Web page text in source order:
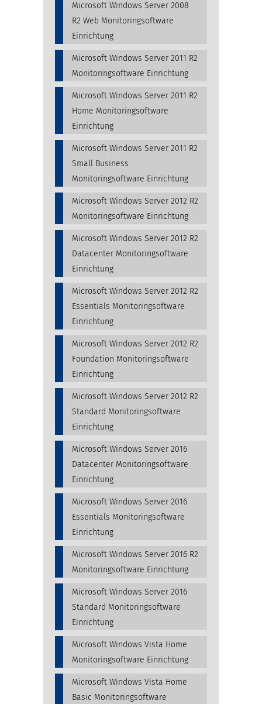
Microsoft Windows Server 2008
R2 Web Monitoringsoftware
Einrichtung
Microsoft Windows Server 2011 R2
Monitoringsoftware Einrichtung
Microsoft Windows Server 2011 R2
Home Monitoringsoftware
Einrichtung
Microsoft Windows Server 2011 R2
Small Business
Monitoringsoftware Einrichtung
Microsoft Windows Server 2012 R2
Monitoringsoftware Einrichtung
Microsoft Windows Server 2012 R2
Datacenter Monitoringsoftware
Einrichtung
Microsoft Windows Server 2012 R2
Essentials Monitoringsoftware
Einrichtung
Microsoft Windows Server 2012 R2
Foundation Monitoringsoftware
Einrichtung
Microsoft Windows Server 2012 R2
Standard Monitoringsoftware
Einrichtung
Microsoft Windows Server 2016
Datacenter Monitoringsoftware
Einrichtung
Microsoft Windows Server 2016
Essentials Monitoringsoftware
Einrichtung
Microsoft Windows Server 2016 R2
Monitoringsoftware Einrichtung
Microsoft Windows Server 2016
Standard Monitoringsoftware
Einrichtung
Microsoft Windows Vista Home
Monitoringsoftware Einrichtung
Microsoft Windows Vista Home
Basic Monitoringsoftware